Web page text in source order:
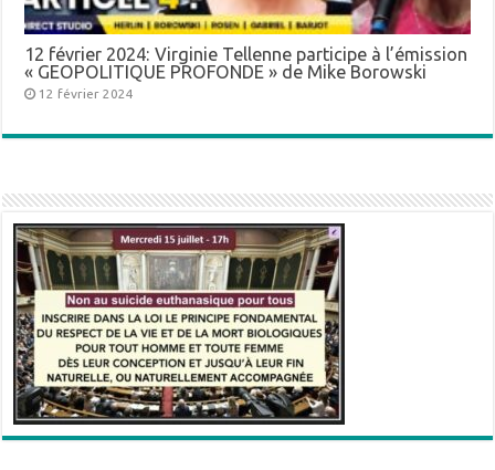
12 février 2024: Virginie Tellenne participe à l’émission
« GEOPOLITIQUE PROFONDE » de Mike Borowski
12 février 2024